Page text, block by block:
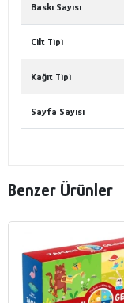
Baskı Sayısı
Cilt Tipi
Kağıt Tipi
Sayfa Sayısı
Benzer Ürünler